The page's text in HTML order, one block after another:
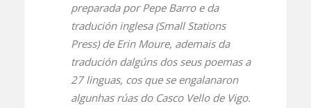
preparada por Pepe Barro e da
tradución inglesa (Small Stations
Press) de Erin Moure, ademais da
tradución dalgúns dos seus poemas a
27 linguas, cos que se engalanaron
algunhas rúas do Casco Vello de Vigo.